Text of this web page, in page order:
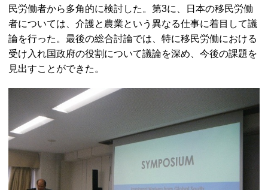
民労働者から多角的に検討した。第3に、日本の移民労働
者については、介護と農業という異なる仕事に着目して議
論を行った。最後の総合討論では、特に移民労働における
受け入れ国政府の役割について議論を深め、今後の課題を
見出すことができた。